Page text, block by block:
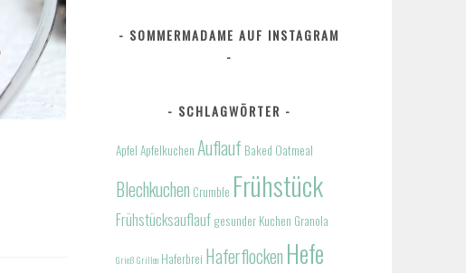
SOMMERMADAME AUF INSTAGRAM
SCHLAGWÖRTER
Apfel Apfelkuchen Auflauf Baked Oatmeal
Blechkuchen Crumble Frühstück
Frühstücksauflauf gesunder Kuchen Granola
GrießGrillen Haferbrei Haferflocken Hefe